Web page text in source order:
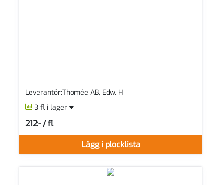
Leverantör:Thomée AB, Edw. H
3 fl i lager
Lägg i plocklista
212:- / fl
SEK per FL